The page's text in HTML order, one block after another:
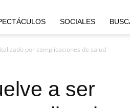
SOCIALES
por complicaciones de salud
a ser